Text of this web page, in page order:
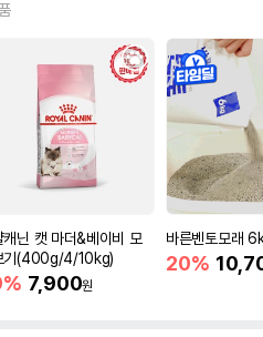
캐닌 캣 마더&베이비 모
기(400g/4/10kg)
7,900원
바른벤토모래
20%